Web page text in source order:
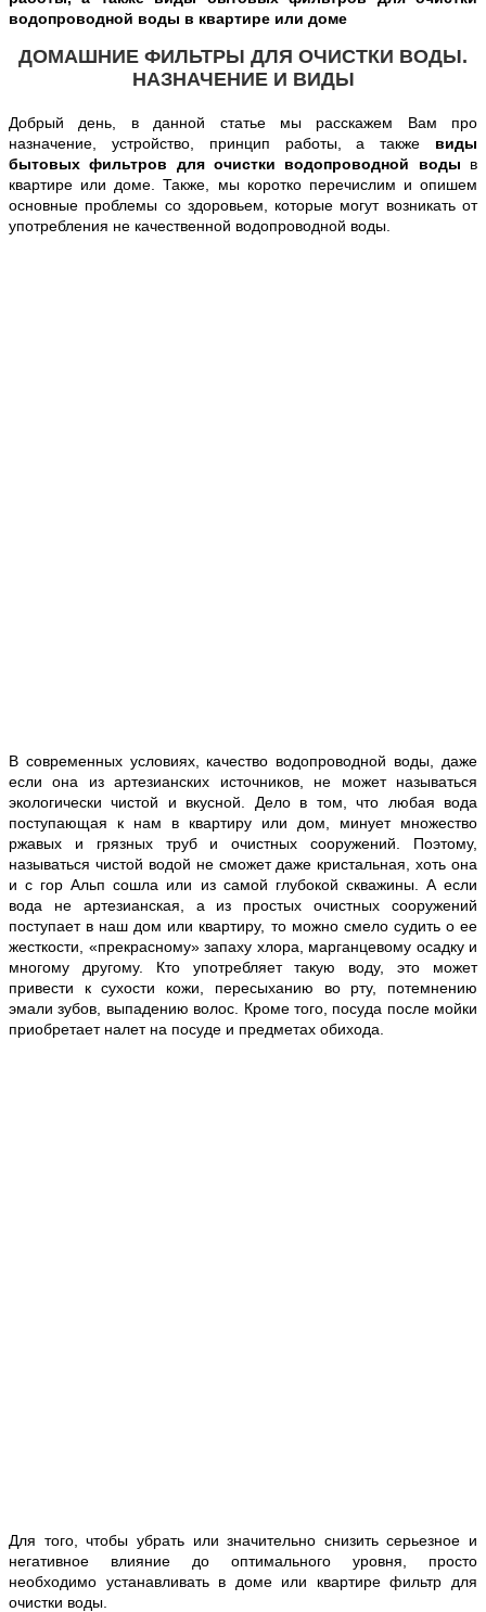
водопроводной воды в квартире или доме
ДОМАШНИЕ ФИЛЬТРЫ ДЛЯ ОЧИСТКИ ВОДЫ.
НАЗНАЧЕНИЕ И ВИДЫ
Добрый день, в данной статье мы расскажем Вам про
назначение, устройство, принцип работы, а также виды
бытовых фильтров для очистки водопроводной воды в
квартире или доме. Также, мы коротко перечислим и опишем
основные проблемы со здоровьем, которые могут возникать от
употребления не качественной водопроводной воды.
В современных условиях, качество водопроводной воды, даже
если она из артезианских источников, не может называться
экологически чистой и вкусной. Дело в том, что любая вода
поступающая к нам в квартиру или дом, минует множество
ржавых и грязных труб и очистных сооружений. Поэтому,
называться чистой водой не сможет даже кристальная, хоть она
и с гор Альп сошла или из самой глубокой скважины. А если
вода не артезианская, а из простых очистных сооружений
поступает в наш дом или квартиру, то можно смело судить о ее
жесткости, «прекрасному» запаху хлора, марганцевому осадку и
многому другому. Кто употребляет такую воду, это может
привести к сухости кожи, пересыханию во рту, потемнению
эмали зубов, выпадению волос. Кроме того, посуда после мойки
приобретает налет на посуде и предметах обихода.
Для того, чтобы убрать или значительно снизить серьезное и
негативное влияние до оптимального уровня, просто
необходимо устанавливать в доме или квартире фильтр для
очистки воды.